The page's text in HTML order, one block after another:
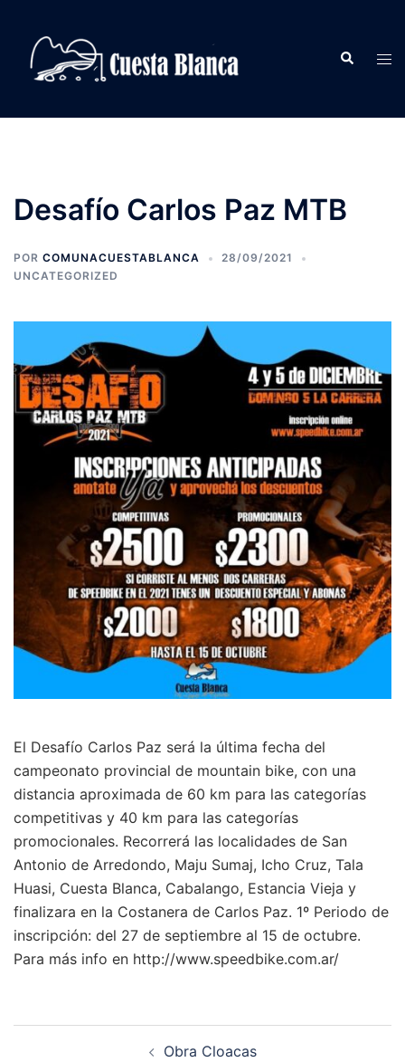
contenido
Buscar
Desafío Carlos Paz MTB
POR COMUNACUESTABLANCA
28/09/2021
UNCATEGORIZED
El Desafío Carlos Paz será la última fecha del
campeonato provincial de mountain bike, con una
distancia aproximada de 60 km para las categorías
competitivas y 40 km para las categorías
promocionales. Recorrerá las localidades de San
Antonio de Arredondo, Maju Sumaj, Icho Cruz, Tala
Huasi, Cuesta Blanca, Cabalango, Estancia Vieja y
finalizara en la Costanera de Carlos Paz. 1º Periodo de
inscripción: del 27 de septiembre al 15 de octubre.
Para más info en http://www.speedbike.com.ar/
Obra Cloacas